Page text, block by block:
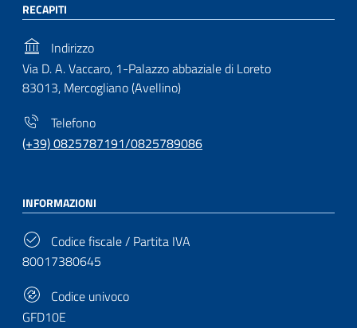
RECAPITI
Indirizzo
Via D. A. Vaccaro, 1-Palazzo abbaziale di Loreto
83013, Mercogliano (Avellino)
Telefono
(+39) 0825787191/0825789086
INFORMAZIONI
Codice fiscale / Partita IVA
80017380645
Codice univoco
GFD10E